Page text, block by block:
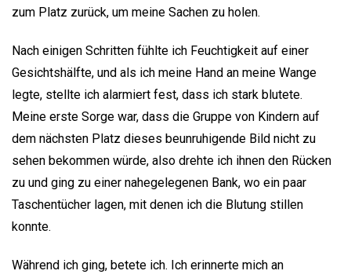
zum Platz zurück, um meine Sachen zu holen.
Nach einigen Schritten fühlte ich Feuchtigkeit auf einer
Gesichtshälfte, und als ich meine Hand an meine Wange
legte, stellte ich alarmiert fest, dass ich stark blutete.
Meine erste Sorge war, dass die Gruppe von Kindern auf
dem nächsten Platz dieses beunruhigende Bild nicht zu
sehen bekommen würde, also drehte ich ihnen den Rücken
zu und ging zu einer nahegelegenen Bank, wo ein paar
Taschentücher lagen, mit denen ich die Blutung stillen
konnte.
Während ich ging, betete ich. Ich erinnerte mich an